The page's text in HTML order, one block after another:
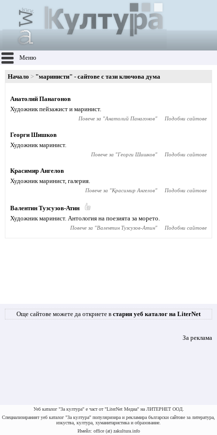
Меню
Начало "маринисти" - сайтове с тази ключова дума
Анатолий Панагонов
Художник пейзажист и маринист.
Повече за "Анатолий Панагонов" Подобни сайтове
Георги Шишков
Художник маринист.
Повече за "Георги Шишков" Подобни сайтове
Красимир Ангелов
Художник маринист, галерия.
Повече за "Красимир Ангелов" Подобни сайтове
Валентин Тузсузов-Атин
Художник маринист. Антология на поезията за морето.
Повече за "Валентин Тузсузов-Атин" Подобни сайтове
Още сайтове можете да откриете в стария уеб каталог на LiterNet
За реклама
Уеб каталог "За култура" е част от "LiterNet Медиа" на ЛИТЕРНЕТ ООД.
Специализираният уеб каталог "За култура" популяризира и рекламира български сайтове за литература,
изкуства, култура, хуманитаристика и образование.
Имейл: office (at) zakultura.info